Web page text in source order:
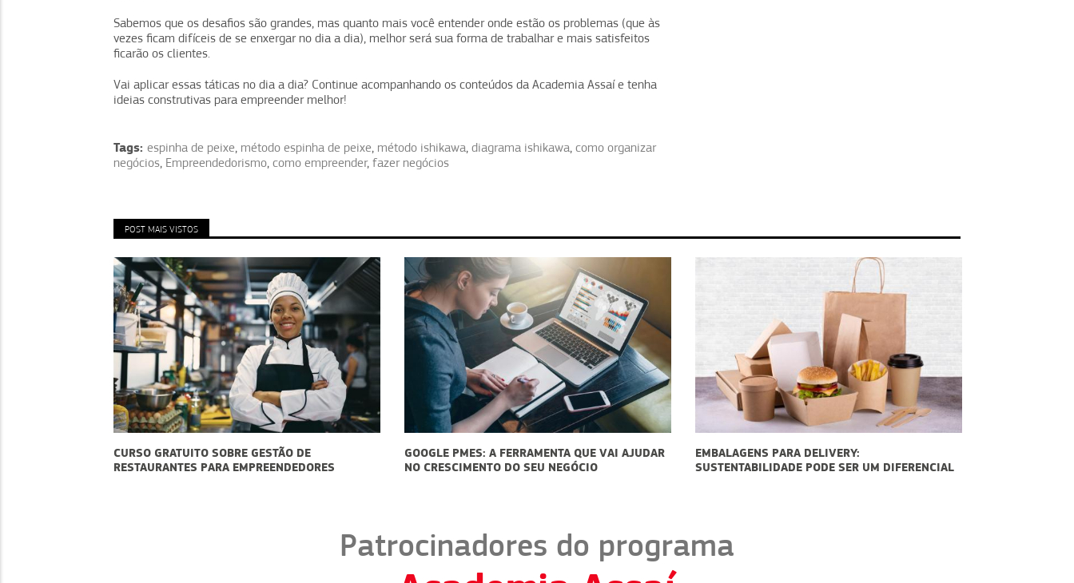
Sabemos que os desafios são grandes, mas quanto mais você entender onde estão os problemas (que às
vezes ficam difíceis de se enxergar no dia a dia), melhor será sua forma de trabalhar e mais satisfeitos
ficarão os clientes.
Vai aplicar essas táticas no dia a dia? Continue acompanhando os conteúdos da Academia Assaí e tenha
ideias construtivas para empreender melhor!
Tags: espinha de peixe, método espinha de peixe, método ishikawa, diagrama ishikawa, como organizar
negócios, Empreendedorismo, como empreender, fazer negócios
POST MAIS VISTOS
SOBRE GESTÃO DE
PARA EMPREENDEDORES
GOOGLE PMES: A FERRAMENTA QUE VAI AJUDAR
NO CRESCIMENTO DO SEU NEGÓCIO
EMBALAGENS PARA DELIVERY:
SUSTENTABILIDADE PODE SER UM DIFERENCIAL
COMO AUMENTAR AS VENDAS NESTE DIA DOS
PAIS
Patrocinadores do programa